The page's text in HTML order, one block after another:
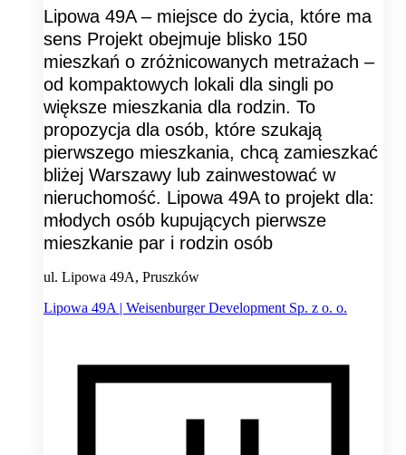
Lipowa 49A – miejsce do życia, które ma
sens Projekt obejmuje blisko 150
mieszkań o zróżnicowanych metrażach –
od kompaktowych lokali dla singli po
większe mieszkania dla rodzin. To
propozycja dla osób, które szukają
pierwszego mieszkania, chcą zamieszkać
bliżej Warszawy lub zainwestować w
nieruchomość. Lipowa 49A to projekt dla:
młodych osób kupujących pierwsze
mieszkanie par i rodzin osób
ul. Lipowa 49A, Pruszków
Lipowa 49A | Weisenburger Development Sp. z o. o.